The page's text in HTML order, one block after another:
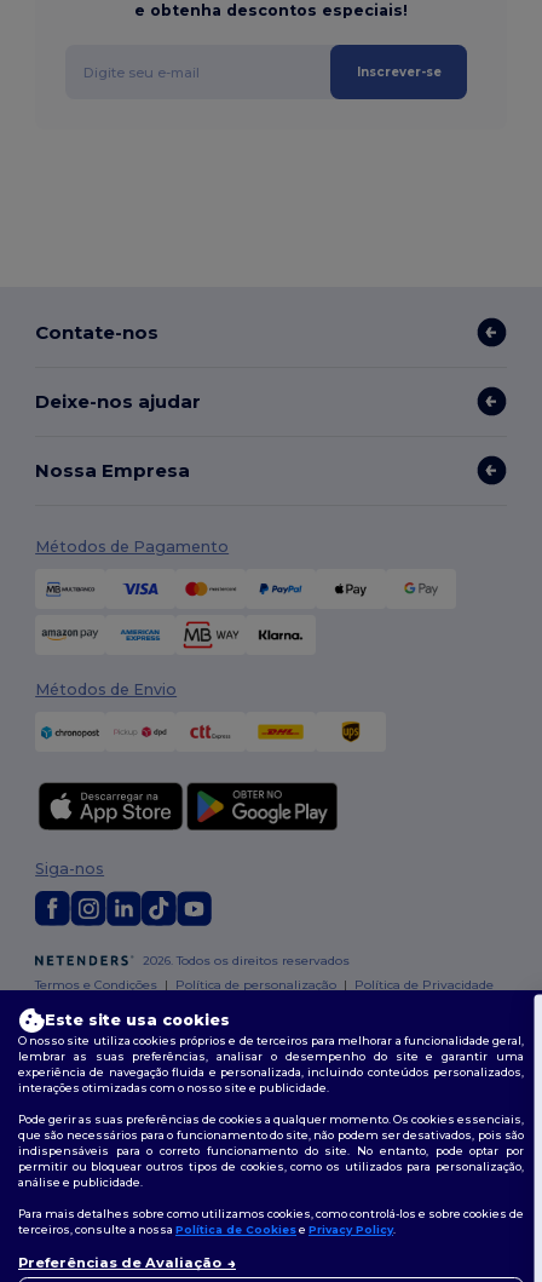
e obtenha descontos especiais!
Inscrever-se
Contate-nos
Deixe-nos ajudar
Nossa Empresa
Métodos de Pagamento
Métodos de Envio
2026. Todos os direitos reservados
Termos e Condições | Política de personalização | Política de Privacidade
Siga-nos
Este site usa cookies
O nosso site utiliza cookies próprios e de terceiros para melhorar a funcionalidade geral,
lembrar as suas preferências, analisar o desempenho do site e garantir uma
experiência de navegação fluida e personalizada, incluindo conteúdos personalizados,
interações otimizadas com o nosso site e publicidade.
Pode gerir as suas preferências de cookies a qualquer momento. Os cookies essenciais,
que são necessários para o funcionamento do site, não podem ser desativados, pois são
indispensáveis para o correto funcionamento do site. No entanto, pode optar por
permitir ou bloquear outros tipos de cookies, como os utilizados para personalização,
análise e publicidade.
Para mais detalhes sobre como utilizamos cookies, como controlá-los e sobre cookies de
terceiros, consulte a nossa Política de Cookiese Privacy Policy.
Preferências de Avaliação
Tem 10€
de desconto!
Para receber o seu desconto, diga-nos:
Pessoal